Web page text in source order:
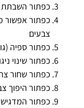
כפתור השבתת
כפתור אפשור
צבעים
כפתור ספיה
כפתור שינוי
כפתור שחור
כפתור היפוך
כפתור